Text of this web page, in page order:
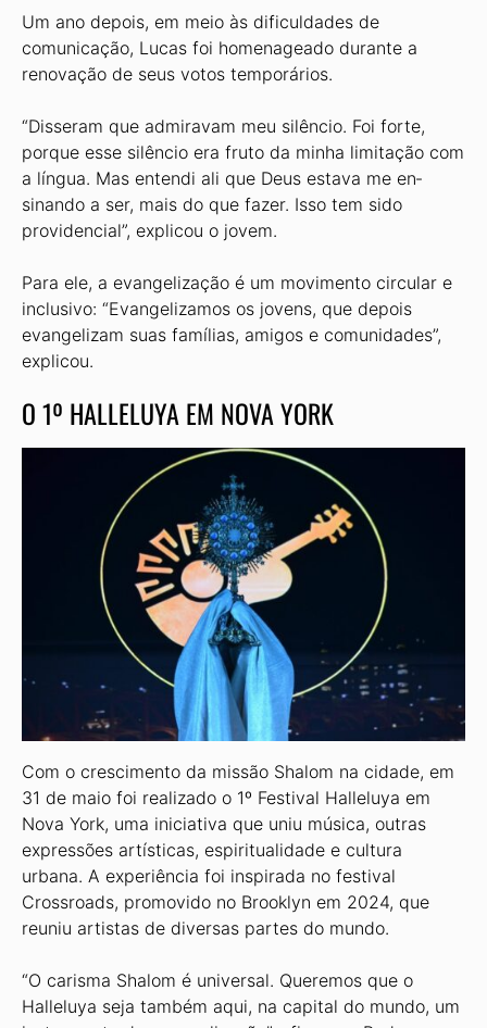
Um ano depois, em meio às difi­culdades de
comunicação, Lucas foi homenageado durante a
renovação de seus votos temporários.
“Disseram que admiravam meu si­lêncio. Foi forte,
porque esse silêncio era fruto da minha limitação com
a língua. Mas entendi ali que Deus estava me en­
sinando a ser, mais do que fazer. Isso tem sido
providencial”, explicou o jovem.
Para ele, a evangelização é um movi­mento circular e
inclusivo: “Evangeliza­mos os jovens, que depois
evangelizam suas famílias, amigos e comunidades”,
explicou.
O 1º HALLELUYA EM NOVA YORK
Com o crescimento da missão Shalom na cidade, em
31 de maio foi realizado o 1º Festival Halle­luya em
Nova York, uma iniciativa que uniu música, outras
expres­sões artísticas, espiritualidade e cultura
urbana. A experiência foi inspirada no festival
Crossroads, promovido no Brooklyn em 2024, que
reuniu artistas de diversas par­tes do mundo.
“O carisma Shalom é univer­sal. Queremos que o
Halleluya seja também aqui, na capital do mun­do, um